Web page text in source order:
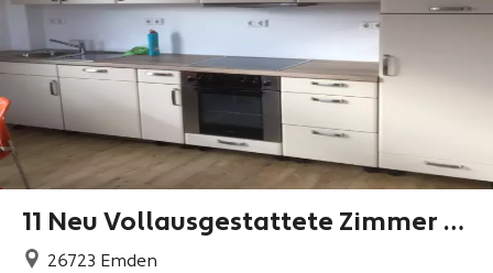
11 Neu Vollausgestattete Zimmer m
it W-Lan usw
26723 Emden